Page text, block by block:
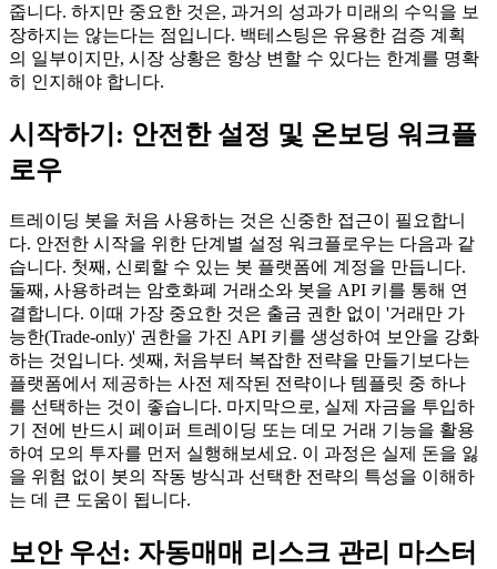
줍니다. 하지만 중요한 것은, 과거의 성과가 미래의 수익을 보
장하지는 않는다는 점입니다. 백테스팅은 유용한 검증 계획
의 일부이지만, 시장 상황은 항상 변할 수 있다는 한계를 명확
히 인지해야 합니다.
시작하기: 안전한 설정 및 온보딩 워크플
로우
트레이딩 봇을 처음 사용하는 것은 신중한 접근이 필요합니
다. 안전한 시작을 위한 단계별 설정 워크플로우는 다음과 같
습니다. 첫째, 신뢰할 수 있는 봇 플랫폼에 계정을 만듭니다.
둘째, 사용하려는 암호화폐 거래소와 봇을 API 키를 통해 연
결합니다. 이때 가장 중요한 것은 출금 권한 없이 '거래만 가
능한(Trade-only)' 권한을 가진 API 키를 생성하여 보안을 강화
하는 것입니다. 셋째, 처음부터 복잡한 전략을 만들기보다는
플랫폼에서 제공하는 사전 제작된 전략이나 템플릿 중 하나
를 선택하는 것이 좋습니다. 마지막으로, 실제 자금을 투입하
기 전에 반드시 페이퍼 트레이딩 또는 데모 거래 기능을 활용
하여 모의 투자를 먼저 실행해보세요. 이 과정은 실제 돈을 잃
을 위험 없이 봇의 작동 방식과 선택한 전략의 특성을 이해하
는 데 큰 도움이 됩니다.
보안 우선: 자동매매 리스크 관리 마스터